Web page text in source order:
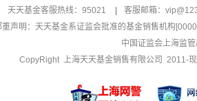
天天基金客服热线：95021
客服邮箱：
重声明：天天基金系证监会批准的基金销售机构
中国证监会上海监
CopyRight 上海天天基金销售有限公司 2011-